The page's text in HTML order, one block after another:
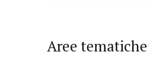
Aree tematiche